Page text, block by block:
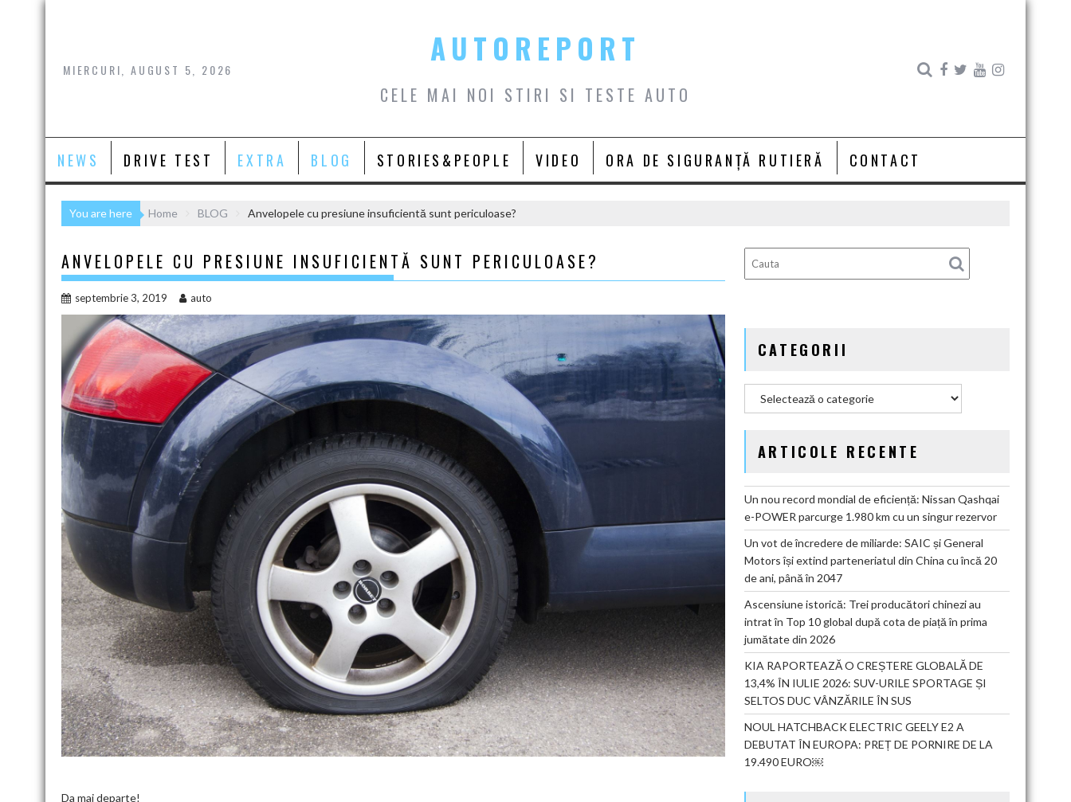
Skip
MIERCURI, AUGUST 5, 2026
AUTOREPORT
CELE MAI NOI STIRI SI TESTE AUTO
NEWS DRIVE TEST EXTRA BLOG STORIES&PEOPLE VIDEO ORA DE SIGURANȚĂ RUTIERĂ CONTACT
You are here Home BLOG Anvelopele cu presiune insuficientă sunt periculoase?
ANVELOPELE CU PRESIUNE INSUFICIENTĂ SUNT PERICULOASE?
septembrie 3, 2019 auto
Da mai departe!
CATEGORII
ARTICOLE RECENTE
Un nou record mondial de eficiență: Nissan Qashqai
e-POWER parcurge 1.980 km cu un singur rezervor
Un vot de încredere de miliarde: SAIC și General
Motors își extind parteneriatul din China cu încă 20
de ani, până în 2047
Ascensiune istorică: Trei producători chinezi au
intrat în Top 10 global după cota de piață în prima
jumătate din 2026
KIA RAPORTEAZĂ O CREȘTERE GLOBALĂ DE
13,4% ÎN IULIE 2026: SUV-URILE SPORTAGE ȘI
SELTOS DUC VÂNZĂRILE ÎN SUS
NOUL HATCHBACK ELECTRIC GEELY E2 A
DEBUTAT ÎN EUROPA: PREȚ DE PORNIRE DE LA
19.490 EURO￼